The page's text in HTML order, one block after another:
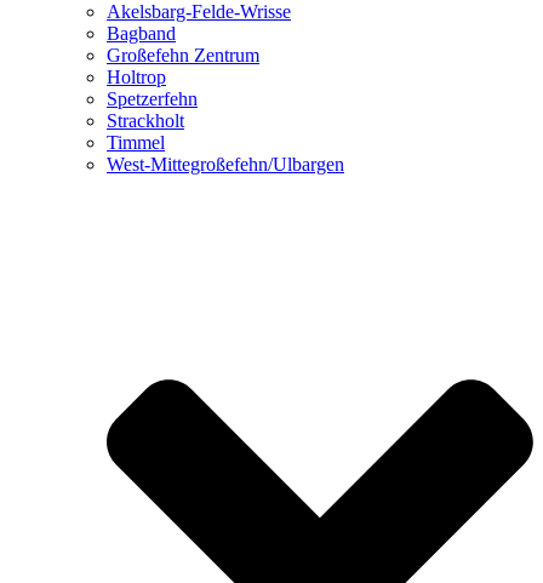
Akelsbarg-Felde-Wrisse
Bagband
Großefehn Zentrum
Holtrop
Spetzerfehn
Strackholt
Timmel
West-Mittegroßefehn/Ulbargen